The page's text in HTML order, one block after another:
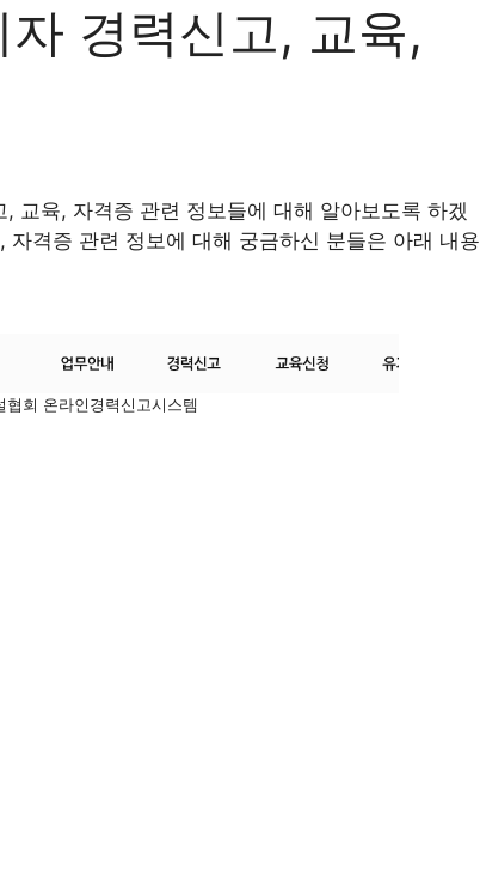
경력신고, 교육,
교육, 자격증 관련 정보들에 대해 알아보도록 하겠
격증 관련 정보에 대해 궁금하신 분들은 아래 내용
협회 온라인경력신고시스템